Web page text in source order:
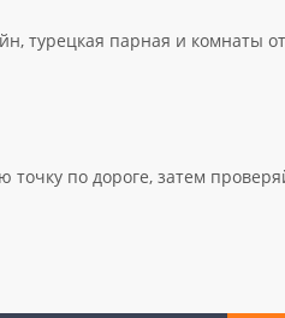
турецкая парная и комнаты
по дороге, затем